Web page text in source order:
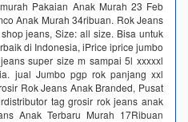
Pakaian Anak Murah 23 Feb
Anak Murah 34ribuan. Rok Jeans
jeans, Size: all size. Bisa untuk
di Indonesia, iPrice iprice jumbo
super size m sampai 5l xxxxxl
jual Jumbo pgp rok panjang xxl
Rok Jeans Anak Branded, Pusat
tag grosir rok jeans anak
Anak Terbaru Murah 17Ribuan